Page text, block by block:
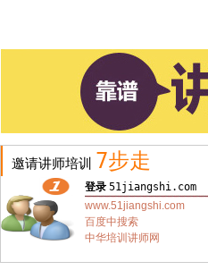
邀请讲师培训 7步走
登录 51jiangshi.com
www.51jiangshi.com
百度中搜索
中华培训讲师网